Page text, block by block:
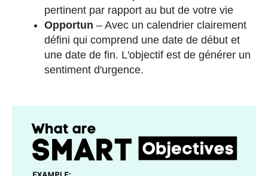
pertinent par rapport au but de votre vie
Opportun – Avec un calendrier clairement
défini qui comprend une date de début et
une date de fin. L'objectif est de générer un
sentiment d'urgence.